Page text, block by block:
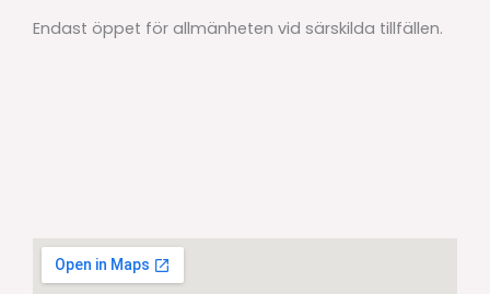
Endast öppet för allmänheten vid särskilda tillfällen.